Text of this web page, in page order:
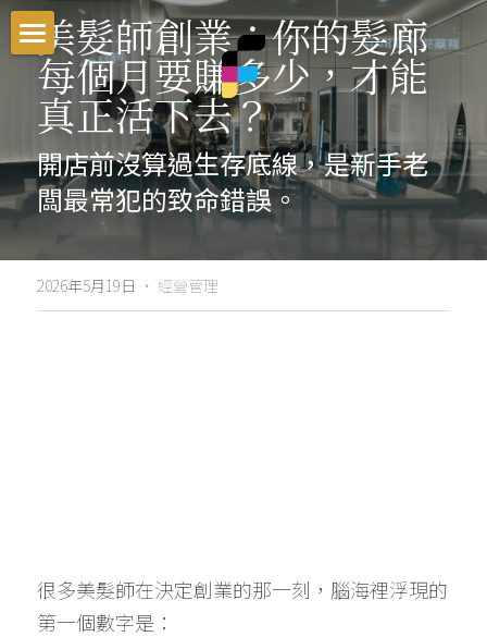
首頁
最新資訊
課程介紹
男士理髮系統
一次搞懂染髮色彩學
就業輔導
零基礎剪髮入門
交通資訊
美髮師創業：你的髮廊
每個月要賺多少，才能
真正活下去？
開店前沒算過生存底線，是新手老
闆最常犯的致命錯誤。
2026年5月19日 · 經營管理
很多美髮師在決定創業的那一刻，腦海裡浮現的
第一個數字是：